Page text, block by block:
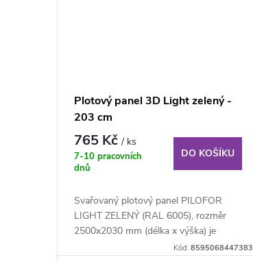
Plotový panel 3D Light zelený -
203 cm
765 Kč/ ks
7-10 pracovních
dnů
DO KOŠÍKU
Svařovaný plotový panel PILOFOR
LIGHT ZELENÝ (RAL 6005), rozměr
2500x2030 mm (délka x výška) je
Kód:8595068447383